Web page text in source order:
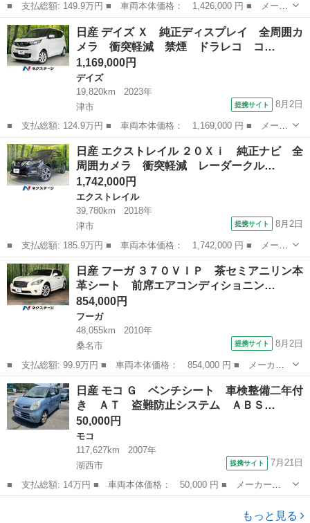
■ 支払総額: 149.9万円 ■ 車両本体価格： 1,426,000 円 ■ メーカ
ー名： 日産 ■ 車種名： ルークス ■ グレード名： ハイウェイ
スター Ｘ 電動スライドドア 全周囲カメラ 衝突被害軽減システ
ム 禁煙...
三重 四日市市 その他
日産 デイズ Ｘ 純正ディスプレイ 全周囲カ
メラ 衝突軽減 禁煙 ドラレコ コ…
1,169,000円
デイズ
19,820km
2023年
津市
提携サイト 8月2日
■ 支払総額: 124.9万円 ■ 車両本体価格： 1,169,000 円 ■ メーカ
ー名： 日産 ■ 車種名： デイズ ■ グレード名： Ｘ 純正ディ
スプレイ 全周囲カメラ 衝突軽減 禁煙 ドラレコ コーナーセン
サー ス...
三重 津市 デイズ
日産 エクストレイル ２０Ｘｉ 純正ナビ 全
周囲カメラ 衝突軽減 レーダークル…
1,742,000円
エクストレイル
39,780km
2018年
津市
提携サイト 8月2日
■ 支払総額: 185.9万円 ■ 車両本体価格： 1,742,000 円 ■ メーカ
ー名： 日産 ■ 車種名： エクストレイル ■ グレード名： ２０
Ｘｉ 純正ナビ 全周囲カメラ 衝突軽減 レーダークルーズ 電動
リアゲー...
三重 津市 エクストレイル
日産 フーガ ３７０ＶＩＰ 茶セミアニリン本
革シート 前席エアコンディショニン…
854,000円
フーガ
48,055km
2010年
桑名市
提携サイト 8月2日
■ 支払総額: 99.9万円 ■ 車両本体価格： 854,000 円 ■ メーカー
名： 日産 ■ 車種名： フーガ ■ グレード名： ３７０ＶＩＰ
茶セミアニリン本革シート 前席エアコンディショニングシート 後
席シートヒー...
三重 桑名市 フーガ
日産 モコ Ｇ ベンチシート 車検整備二年付
き ＡＴ 盗難防止システム ＡＢＳ…
50,000円
モコ
117,627km
2007年
湖西市
提携サイト 7月21日
■ 支払総額: 14万円 ■ 車両本体価格： 50,000 円 ■ メーカー
名： 日産 ■ 車種名： モコ ■ グレード名： Ｇ ベンチシー
ト 車検整備二年付き ＡＴ 盗難防止システム ＡＢＳ アルミホ
もっと見る